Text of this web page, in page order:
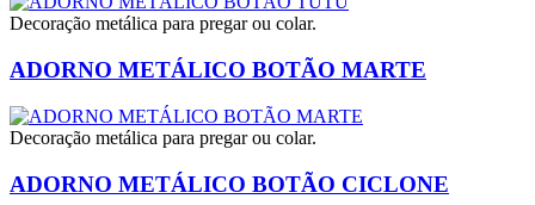
Decoração metálica para pregar ou colar.
ADORNO METÁLICO BOTÃO MARTE
Decoração metálica para pregar ou colar.
ADORNO METÁLICO BOTÃO CICLONE